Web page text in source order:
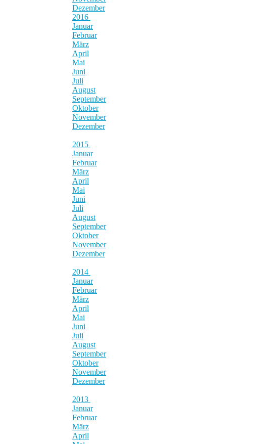
Dezember
2016
Januar
Februar
März
April
Mai
Juni
Juli
August
September
Oktober
November
Dezember
2015
Januar
Februar
März
April
Mai
Juni
Juli
August
September
Oktober
November
Dezember
2014
Januar
Februar
März
April
Mai
Juni
Juli
August
September
Oktober
November
Dezember
2013
Januar
Februar
März
April